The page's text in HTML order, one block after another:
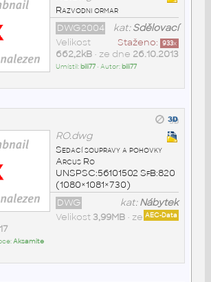
Razvodni ormar
kat:Sdělovací
DWG2004
Staženo: 933x
Velikost
662,2kB• ze dne 26.10.2013
Umístil: bili77• Autor: bili77
RO.dwg
Sedací soupravy a pohovky
Arcus Ro
UNSPSC:56101502 SfB:820
(1080×1081×730)
kat:Nábytek
DWG
AEC-Data
Velikost3,99MB• ze
Aksamite